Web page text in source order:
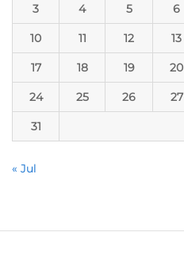
3 4 5 6
10 11 12 13
17 18 19 20
24 25 26 27
31
« Jul